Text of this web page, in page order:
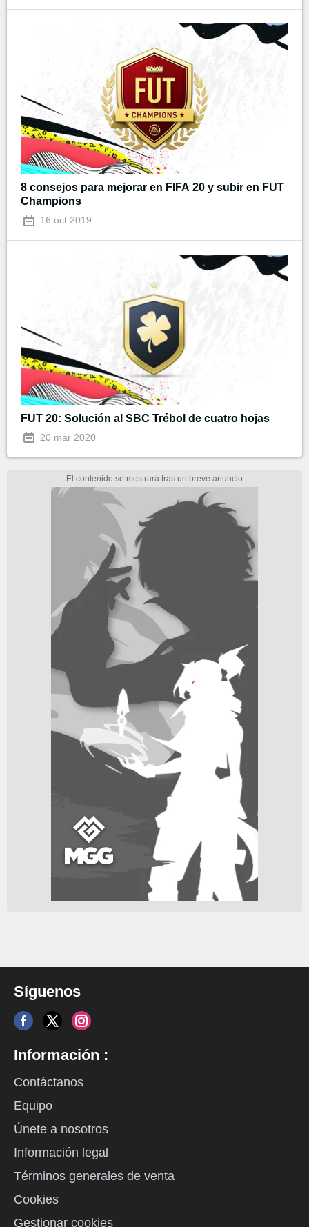
8 consejos para mejorar en FIFA 20 y subir en FUT
Champions
16 oct 2019
FUT 20: Solución al SBC Trébol de cuatro hojas
20 mar 2020
Síguenos
Información :
Contáctanos
Equipo
Únete a nosotros
Información legal
Términos generales de venta
Cookies
Gestionar cookies